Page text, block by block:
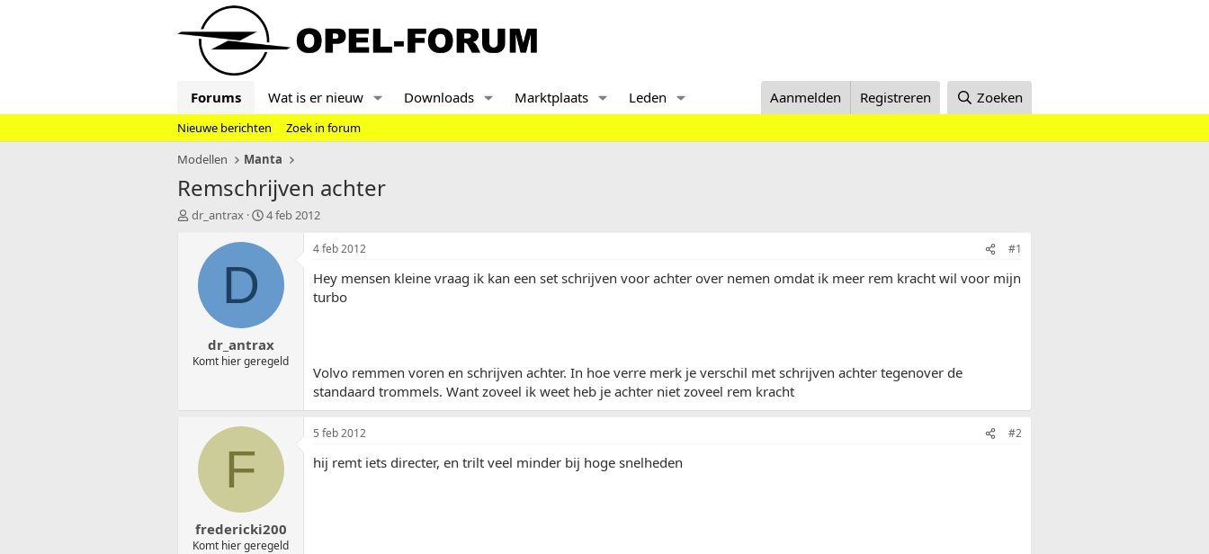
Forums Wat is er nieuw Downloads Marktplaats Leden Aanmelden Registreren Zoeken
Nieuwe berichten
Zoek in forum
Modellen
Manta
Remschrijven achter
T
t
dr_antrax
S
a
u
m
4 feb 2012
D
dr_antrax
Komt hier geregeld
4 feb 2012 #1
Hey mensen kleine vraag ik kan een set schrijven voor achter over nemen omdat ik meer rem kracht wil voor mijn
turbo
Volvo remmen voren en schrijven achter. In hoe verre merk je verschil met schrijven achter tegenover de
standaard trommels. Want zoveel ik weet heb je achter niet zoveel rem kracht
F
fredericki200
Komt hier geregeld
5 feb 2012 #2
hij remt iets directer, en trilt veel minder bij hoge snelheden